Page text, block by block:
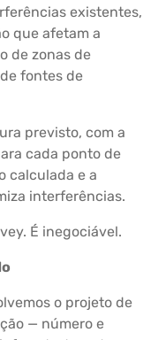
existentes,
que afetam a
de zonas de
fontes de
previsto, com a
cada ponto de
calculada e a
interferências.
É inegociável.
o projeto de
— número e